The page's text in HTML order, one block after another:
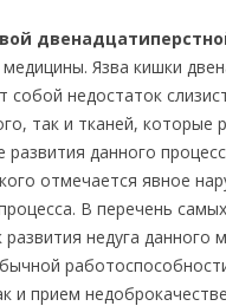
Язва кишки
собой недостаток
так и тканей, которые
развития данного
отмечается явное
В перечень
недуга данного
и прием